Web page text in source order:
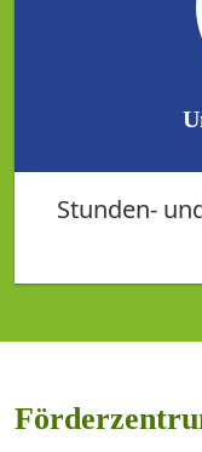
Stunden-